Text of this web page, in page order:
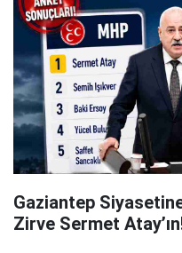
Gaziantep
Zirve Sermet